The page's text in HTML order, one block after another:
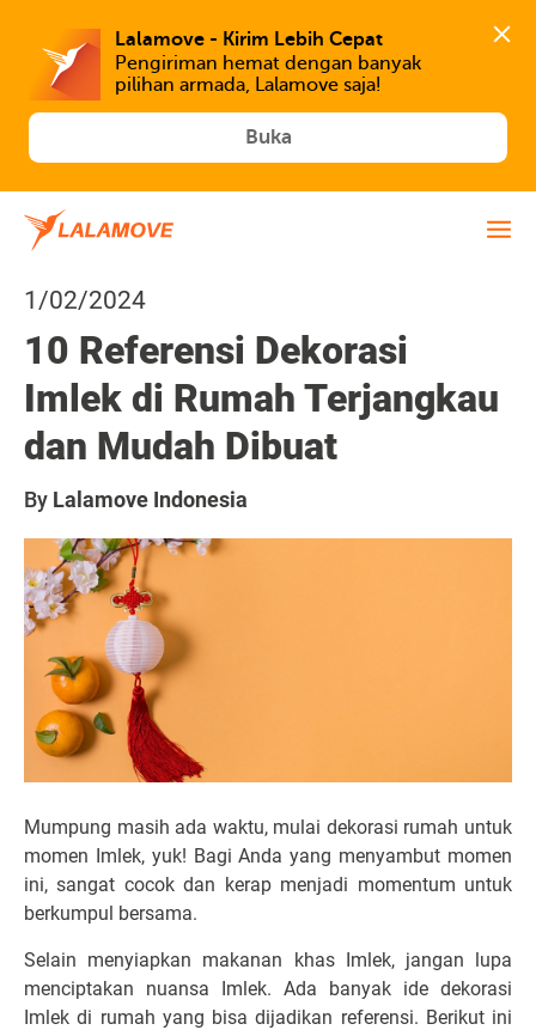
Lalamove - Kirim Lebih Cepat
Pengiriman hemat dengan banyak
Buka
1/02/2024
10 Referensi Dekorasi
Imlek di Rumah Terjangkau
dan Mudah Dibuat
By Lalamove Indonesia
Mumpung masih ada waktu, mulai dekorasi rumah untuk
momen Imlek, yuk! Bagi Anda yang menyambut momen
ini, sangat cocok dan kerap menjadi momentum untuk
berkumpul bersama.
Selain menyiapkan makanan khas Imlek, jangan lupa
menciptakan nuansa Imlek. Ada banyak ide dekorasi
Imlek di rumah yang bisa dijadikan referensi. Berikut ini